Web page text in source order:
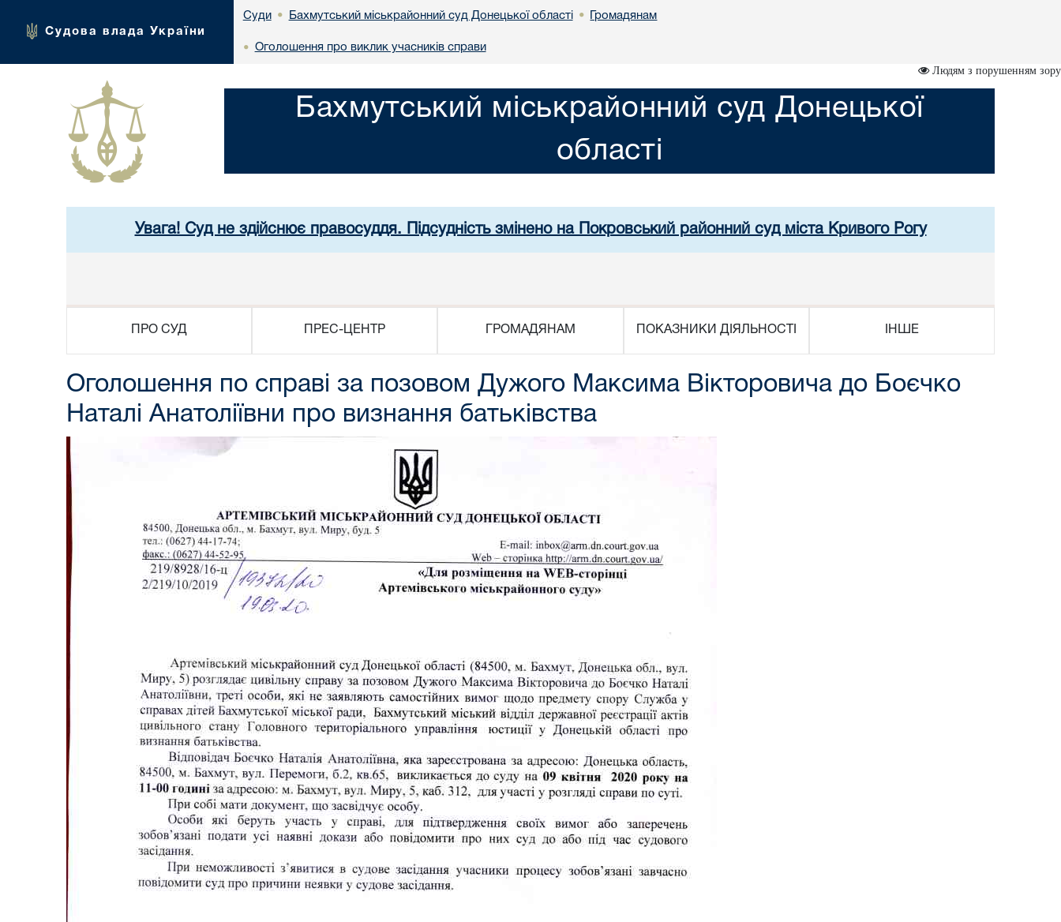
Судова влада України
Суди • Бахмутський міськрайонний суд Донецької області • Громадянам
• Оголошення про виклик учасників справи
Людям з порушенням зору
Бахмутський міськрайонний суд Донецької
області
Увага! Суд не здійснює правосуддя. Підсудність змінено на Покровський районний суд міста Кривого Рогу
ПРО СУД ПРЕС-ЦЕНТР ГРОМАДЯНАМ ПОКАЗНИКИ ДІЯЛЬНОСТІ ІНШЕ
Оголошення по справі за позовом Дужого Максима Вікторовича до Боєчко
Наталі Анатоліївни про визнання батьківства